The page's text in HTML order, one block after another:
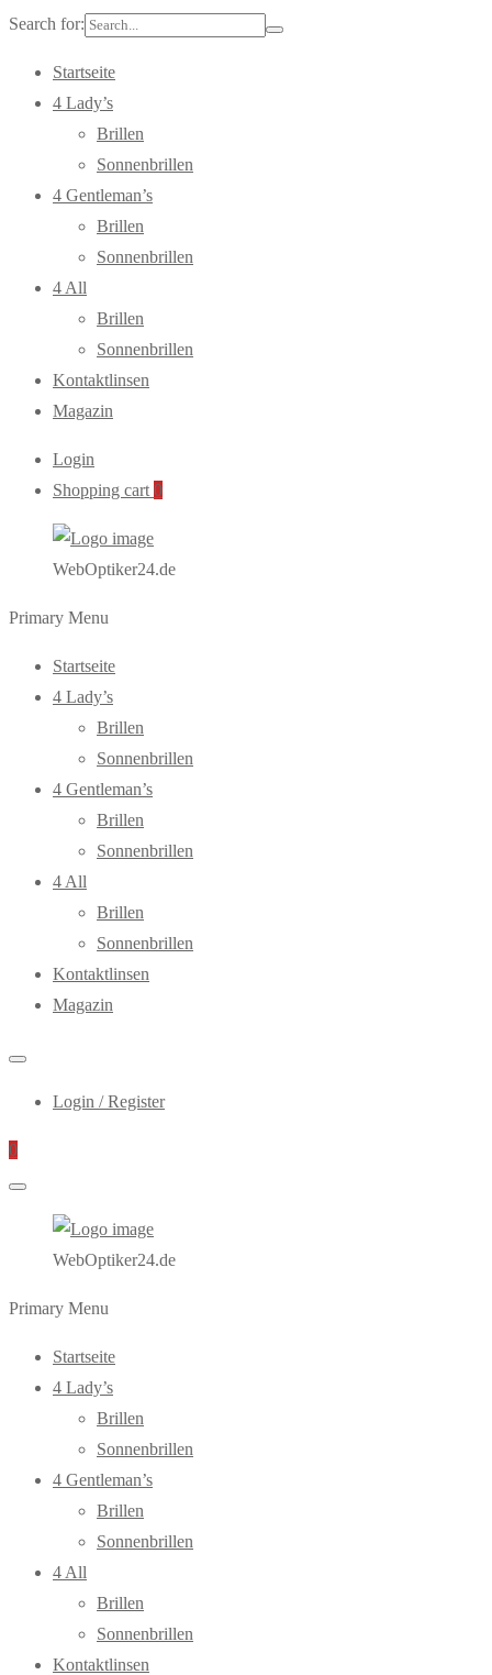
Search for:
Startseite
4 Lady’s
Brillen
Sonnenbrillen
4 Gentleman’s
Brillen
Sonnenbrillen
4 All
Brillen
Sonnenbrillen
Kontaktlinsen
Magazin
Login
Shopping cart 0
WebOptiker24.de
Primary Menu
Startseite
4 Lady’s
Brillen
Sonnenbrillen
4 Gentleman’s
Brillen
Sonnenbrillen
4 All
Brillen
Sonnenbrillen
Kontaktlinsen
Magazin
Login / Register
0
WebOptiker24.de
Primary Menu
Startseite
4 Lady’s
Brillen
Sonnenbrillen
4 Gentleman’s
Brillen
Sonnenbrillen
4 All
Brillen
Sonnenbrillen
Kontaktlinsen